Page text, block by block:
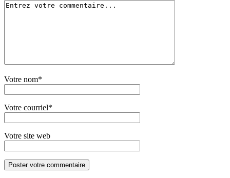
Votre nom*
Votre courriel*
Votre site web